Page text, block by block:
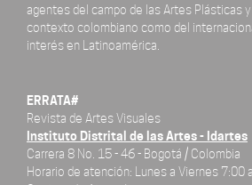
agentes del campo de las Artes Plásticas
contexto colombiano como del
interés en Latinoamérica.
ERRATA#
Revista de Artes Visuales
Instituto Distrital de las Artes - Idartes
Carrera 8 No. 15 - 46 - Bogotá / Colombia
Horario de atención: Lunes a Viernes 7:00